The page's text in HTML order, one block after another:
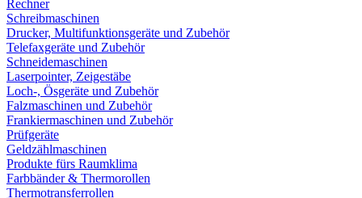
Rechner
Schreibmaschinen
Drucker, Multifunktionsgeräte und Zubehör
Telefaxgeräte und Zubehör
Schneidemaschinen
Laserpointer, Zeigestäbe
Loch-, Ösgeräte und Zubehör
Falzmaschinen und Zubehör
Frankiermaschinen und Zubehör
Prüfgeräte
Geldzählmaschinen
Produkte fürs Raumklima
Farbbänder & Thermorollen
Thermotransferrollen